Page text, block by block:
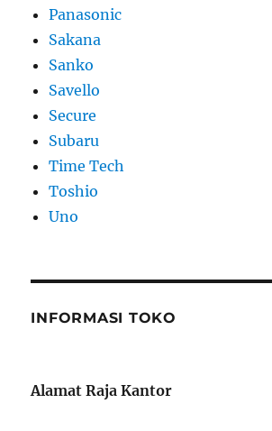
Panasonic
Sakana
Sanko
Savello
Secure
Subaru
Time Tech
Toshio
Uno
INFORMASI TOKO
Alamat Raja Kantor